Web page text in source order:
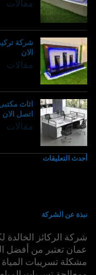
مقالات
الان
مقالات
اتصل الان
مقالات
أحدث التعليقات
نبذة عن الشركة
شركة الركائز
عمان تعتبر من أفضل
مشكلة تسريبات